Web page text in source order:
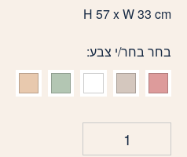
H 57 x W 33 cm
בחר בחר/י צבע